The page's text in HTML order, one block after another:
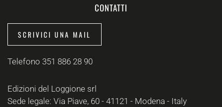
CONTATTI
SCRIVICI UNA MAIL
Telefono 351 886 28 90
Edizioni del Loggione srl
Sede legale: Via Piave, 60 - 41121 - Modena - Italy